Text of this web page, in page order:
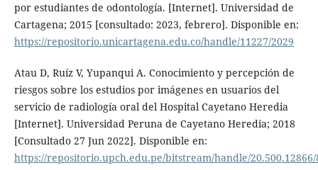
por estudiantes de odontología. [Internet]. Universidad de
Cartagena; 2015 [consultado: 2023, febrero]. Disponible en:
https://repositorio.unicartagena.edu.co/handle/11227/2029
Atau D, Ruíz V, Yupanqui A. Conocimiento y percepción de
riesgos sobre los estudios por imágenes en usuarios del
servicio de radiología oral del Hospital Cayetano Heredia
[Internet]. Universidad Peruna de Cayetano Heredia; 2018
[Consultado 27 Jun 2022]. Disponible en:
https://repositorio.upch.edu.pe/bitstream/handle/